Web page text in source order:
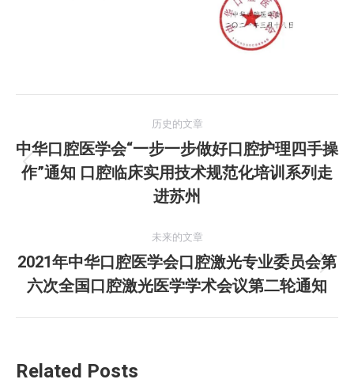
章
导
历史的文章
历
史
文
章：
中华口腔医学会“一步一步做好口腔护理四手操
作”通知 口腔临床实用技术规范化培训系列走
进苏州
未来的文章
未
来
的
2021年中华口腔医学会口腔激光专业委员会第
六次全国口腔激光医学学术会议第二轮通知
Related Posts